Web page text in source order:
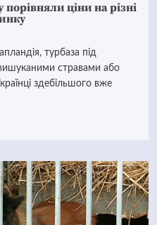
ціни на різні
турбаза під
стравами або
здебільшого вже